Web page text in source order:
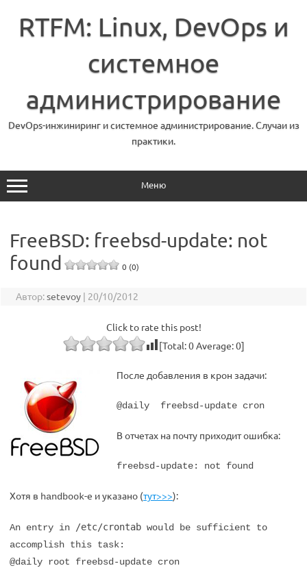
содержимому
RTFM: Linux, DevOps и
системное
администрирование
DevOps-инжиниринг и системное администрирование. Случаи из
практики.
Меню
FreeBSD: freebsd-update: not
found
0 (0)
Автор:setevoy | 20/10/2012
Click to rate this post!
[Total:0Average:0]
После добавления в крон задачи:
@daily freebsd-update cron
В отчетах на почту приходит ошибка:
freebsd-update: not found
Хотя в handbook-e и указано (тут>>>):
An entry in /etc/crontab would be sufficient to
accomplish this task:
@daily root freebsd-update cron